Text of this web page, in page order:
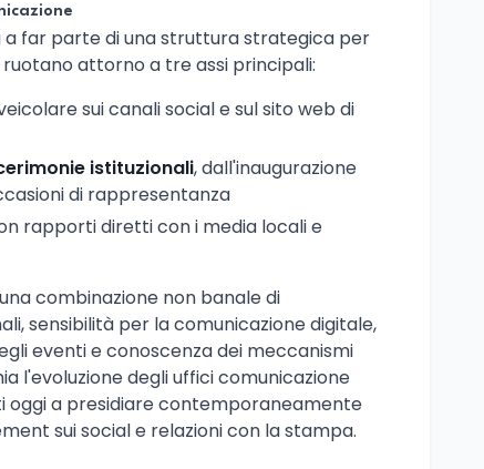
far parte di una struttura strategica per
attorno a tre assi principali:
sui canali social e sul sito web di
istituzionali, dall'inaugurazione
di rappresentanza
rapporti diretti con i media locali e
combinazione non banale di
sensibilità per la comunicazione digitale,
eventi e conoscenza dei meccanismi
l'evoluzione degli uffici comunicazione
oggi a presidiare contemporaneamente
sui social e relazioni con la stampa.